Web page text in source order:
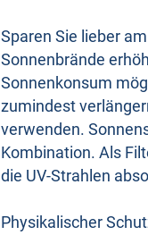
Sparen Sie lieber
Sonnenbrände
Sonnenkonsum
zumindest
verwenden.
Kombination. Als
die UV-Strahlen
Physikalischer